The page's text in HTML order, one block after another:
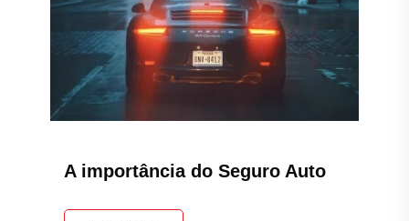
A importância do Seguro Auto